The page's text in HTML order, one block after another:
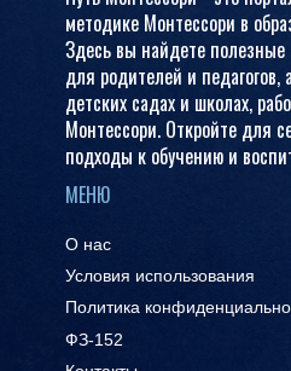
методике Монтессори в
Здесь вы найдете
для родителей и
детских садах и школах,
Монтессори. Откройте для
подходы к обучению и
МЕНЮ
О нас
Условия использования
Политика
ФЗ-152